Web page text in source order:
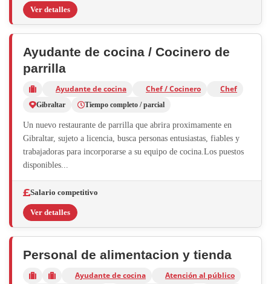
Ver detalles
Ayudante de cocina / Cocinero de
parrilla
Ayudante de cocina Chef / Cocinero Chef
Gibraltar Tiempo completo / parcial
Un nuevo restaurante de parrilla que abrira proximamente en
Gibraltar, sujeto a licencia, busca personas entusiastas, fiables y
trabajadoras para incorporarse a su equipo de cocina.Los puestos
disponibles...
Salario competitivo
Ver detalles
Personal de alimentacion y tienda
Ayudante de cocina
Atención al público